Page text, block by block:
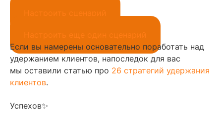
Если вы намерены основательно поработать над
удержанием клиентов, напоследок для вас
мы оставили статью про 26 стратегий удержания
клиентов.
Успехов✨